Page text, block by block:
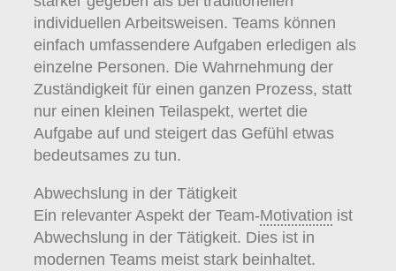
individuellen Arbeitsweisen. Teams können
einfach umfassendere Aufgaben erledigen als
einzelne Personen. Die Wahrnehmung der
Zuständigkeit für einen ganzen Prozess, statt
nur einen kleinen Teilaspekt, wertet die
Aufgabe auf und steigert das Gefühl etwas
bedeutsames zu tun.
Abwechslung in der Tätigkeit
Ein relevanter Aspekt der Team-Motivation ist
Abwechslung in der Tätigkeit. Dies ist in
modernen Teams meist stark beinhaltet.